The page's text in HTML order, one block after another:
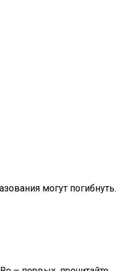
могут погибнуть.